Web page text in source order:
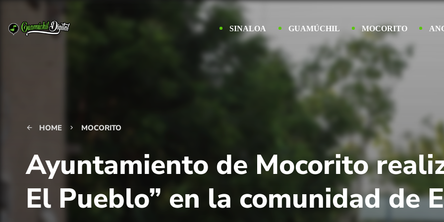
SINALOA GUAMÚCHIL MOCORITO
arrow_back HOME keyboard_arrow_right MOCORITO
Ayuntamiento de Mocorito
El Pueblo” en la comunidad de